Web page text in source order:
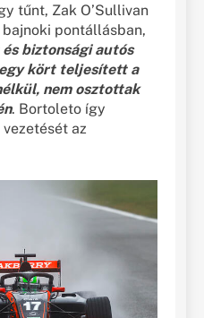
tűnt, Zak O’Sullivan
pontállásban,
biztonsági autós
kört teljesített a
nem osztottak
. Bortoleto így
az